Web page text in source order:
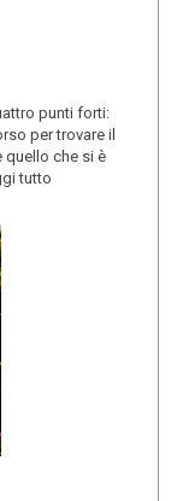
punti forti:
per trovare il
quello che si è
tutto